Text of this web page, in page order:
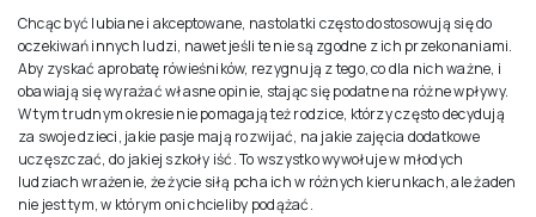
Chcąc być lubiane i akceptowane, nastolatki często dostosowują się do
oczekiwań innych ludzi, nawet jeśli te nie są zgodne z ich przekonaniami.
Aby zyskać aprobatę rówieśników, rezygnują z tego, co dla nich ważne, i
obawiają się wyrażać własne opinie, stając się podatne na różne wpływy.
W tym trudnym okresie nie pomagają też rodzice, którzy często decydują
za swoje dzieci, jakie pasje mają rozwijać, na jakie zajęcia dodatkowe
uczęszczać, do jakiej szkoły iść. To wszystko wywołuje w młodych
ludziach wrażenie, że życie siłą pcha ich w różnych kierunkach, ale żaden
nie jest tym, w którym oni chcieliby podążać.